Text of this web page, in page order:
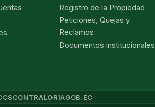
Registro de la Propiedad
Peticiones, Quejas y
Reclamos
Documentos institucionales
CONTRALORÍAGOB.EC